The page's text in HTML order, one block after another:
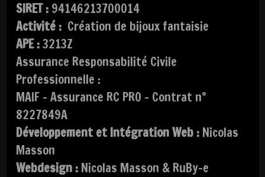
SIRET :94146213700014
Activité :Création de bijoux fantaisie
APE :3213Z
Assurance Responsabilité Civile
Professionnelle :
MAIF – Assurance RC PRO – Contrat n°
8227849A
Développement et Intégration Web :Nicolas
Masson
Webdesign :Nicolas Masson & RuBy-e